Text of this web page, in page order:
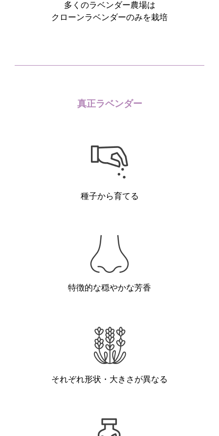
多くのラベンダー農場は
クローンラベンダーのみを栽培
真正ラベンダー
種子から育てる
特徴的な穏やかな芳香
それぞれ形状・大きさが異なる